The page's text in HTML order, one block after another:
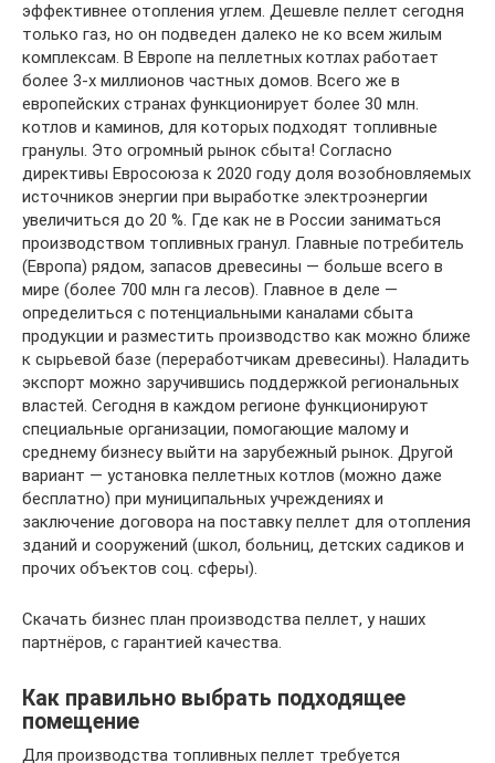
эффективнее отопления углем. Дешевле пеллет сегодня
только газ, но он подведен далеко не ко всем жилым
комплексам. В Европе на пеллетных котлах работает
более 3-х миллионов частных домов. Всего же в
европейских странах функционирует более 30 млн.
котлов и каминов, для которых подходят топливные
гранулы. Это огромный рынок сбыта! Согласно
директивы Евросоюза к 2020 году доля возобновляемых
источников энергии при выработке электроэнергии
увеличиться до 20 %. Где как не в России заниматься
производством топливных гранул. Главные потребитель
(Европа) рядом, запасов древесины — больше всего в
мире (более 700 млн га лесов). Главное в деле —
определиться с потенциальными каналами сбыта
продукции и разместить производство как можно ближе
к сырьевой базе (переработчикам древесины). Наладить
экспорт можно заручившись поддержкой региональных
властей. Сегодня в каждом регионе функционируют
специальные организации, помогающие малому и
среднему бизнесу выйти на зарубежный рынок. Другой
вариант — установка пеллетных котлов (можно даже
бесплатно) при муниципальных учреждениях и
заключение договора на поставку пеллет для отопления
зданий и сооружений (школ, больниц, детских садиков и
прочих объектов соц. сферы).
Скачать бизнес план производства пеллет, у наших
партнёров, с гарантией качества.
Как правильно выбрать подходящее
помещение
Для производства топливных пеллет требуется